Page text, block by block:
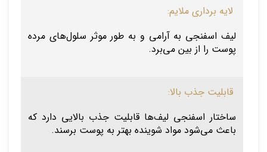
لایه برداری ملایم:
لیف اسفنجی به آرامی و به طور موثر سلول‌های مرده
پوست را از بین می‌برد.
قابلیت جذب بالا:
ساختار اسفنجی لیف‌ها قابلیت جذب بالایی دارد که
باعث می‌شود مواد شوینده بهتر به پوست برسند.